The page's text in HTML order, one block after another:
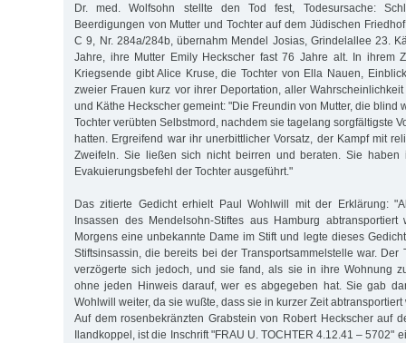
Dr. med. Wolfsohn stellte den Tod fest, Todesursache:
Beerdigungen von Mutter und Tochter auf dem Jüdischen
C 9, Nr. 284a/284b, übernahm Mendel Josias, Grindelallee 23.
Jahre, ihre Mutter Emily Heckscher fast 76 Jahre alt. In ihrem
Kriegsende gibt Alice Kruse, die Tochter von Ella Nauen,
zweier Frauen kurz vor ihrer Deportation, aller
und Käthe Heckscher gemeint: "Die Freundin von Mutter, die blind
Tochter verübten Selbstmord, nachdem sie tagelang sorgfältigste
hatten. Ergreifend war ihr unerbittlicher Vorsatz, der Kampf mit
Zweifeln. Sie ließen sich nicht beirren und beraten. Sie haben
Evakuierungsbefehl der Tochter ausgeführt."
Das zitierte Gedicht erhielt Paul Wohlwill mit der Erklärung:
Insassen des Mendelsohn-Stiftes aus Hamburg abtransportiert
Morgens eine unbekannte Dame im Stift und legte dieses
Stiftsinsassin, die bereits bei der Transportsammelstelle war. Der
verzögerte sich jedoch, und sie fand, als sie in ihre Wohnung
ohne jeden Hinweis darauf, wer es abgegeben hat. Sie gab
Wohlwill weiter, da sie wußte, dass sie in kurzer Zeit abtransportiert
Auf dem rosenbekränzten Grabstein von Robert Heckscher auf
Ilandkoppel, ist die Inschrift "FRAU U. TOCHTER 4.12.41 – 5702"